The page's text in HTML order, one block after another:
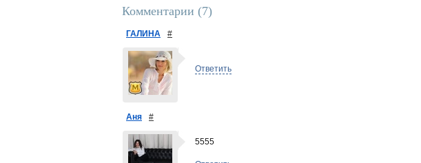
Комментарии (7)
ГАЛИНА #
Ответить
Аня #
5555